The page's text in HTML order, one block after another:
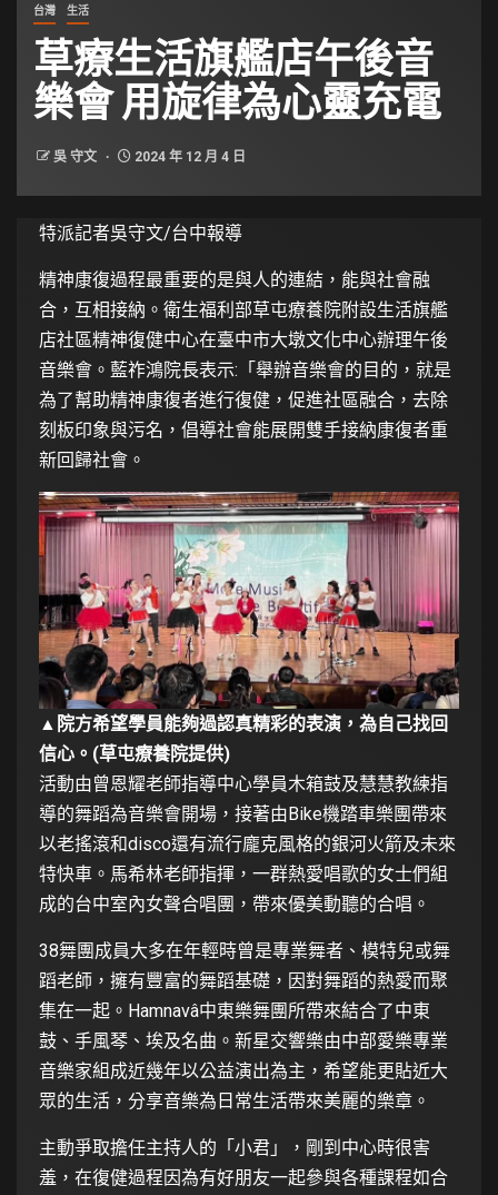
台灣 生活
草療生活旗艦店午後音
樂會 用旋律為心靈充電
吳 守文 2024 年 12 月 4 日
特派記者吳守文/台中報導
精神康復過程最重要的是與人的連結，能與社會融
合，互相接納。衛生福利部草屯療養院附設生活旗艦
店社區精神復健中心在臺中市大墩文化中心辦理午後
音樂會。藍祚鴻院長表示:「舉辦音樂會的目的，就是
為了幫助精神康復者進行復健，促進社區融合，去除
刻板印象與污名，倡導社會能展開雙手接納康復者重
新回歸社會。
▲院方希望學員能夠過認真精彩的表演，為自己找回
信心。(草屯療養院提供)
活動由曾恩耀老師指導中心學員木箱鼓及慧慧教練指
導的舞蹈為音樂會開場，接著由Bike機踏車樂團帶來
以老搖滾和disco還有流行龐克風格的銀河火箭及未來
特快車。馬希林老師指揮，一群熱愛唱歌的女士們組
成的台中室內女聲合唱團，帶來優美動聽的合唱。
38舞團成員大多在年輕時曾是專業舞者、模特兒或舞
蹈老師，擁有豐富的舞蹈基礎，因對舞蹈的熱愛而聚
集在一起。Hamnavâ中東樂舞團所帶來結合了中東
鼓、手風琴、埃及名曲。新星交響樂由中部愛樂專業
音樂家組成近幾年以公益演出為主，希望能更貼近大
眾的生活，分享音樂為日常生活帶來美麗的樂章。
主動爭取擔任主持人的「小君」，剛到中心時很害
羞，在復健過程因為有好朋友一起參與各種課程如合